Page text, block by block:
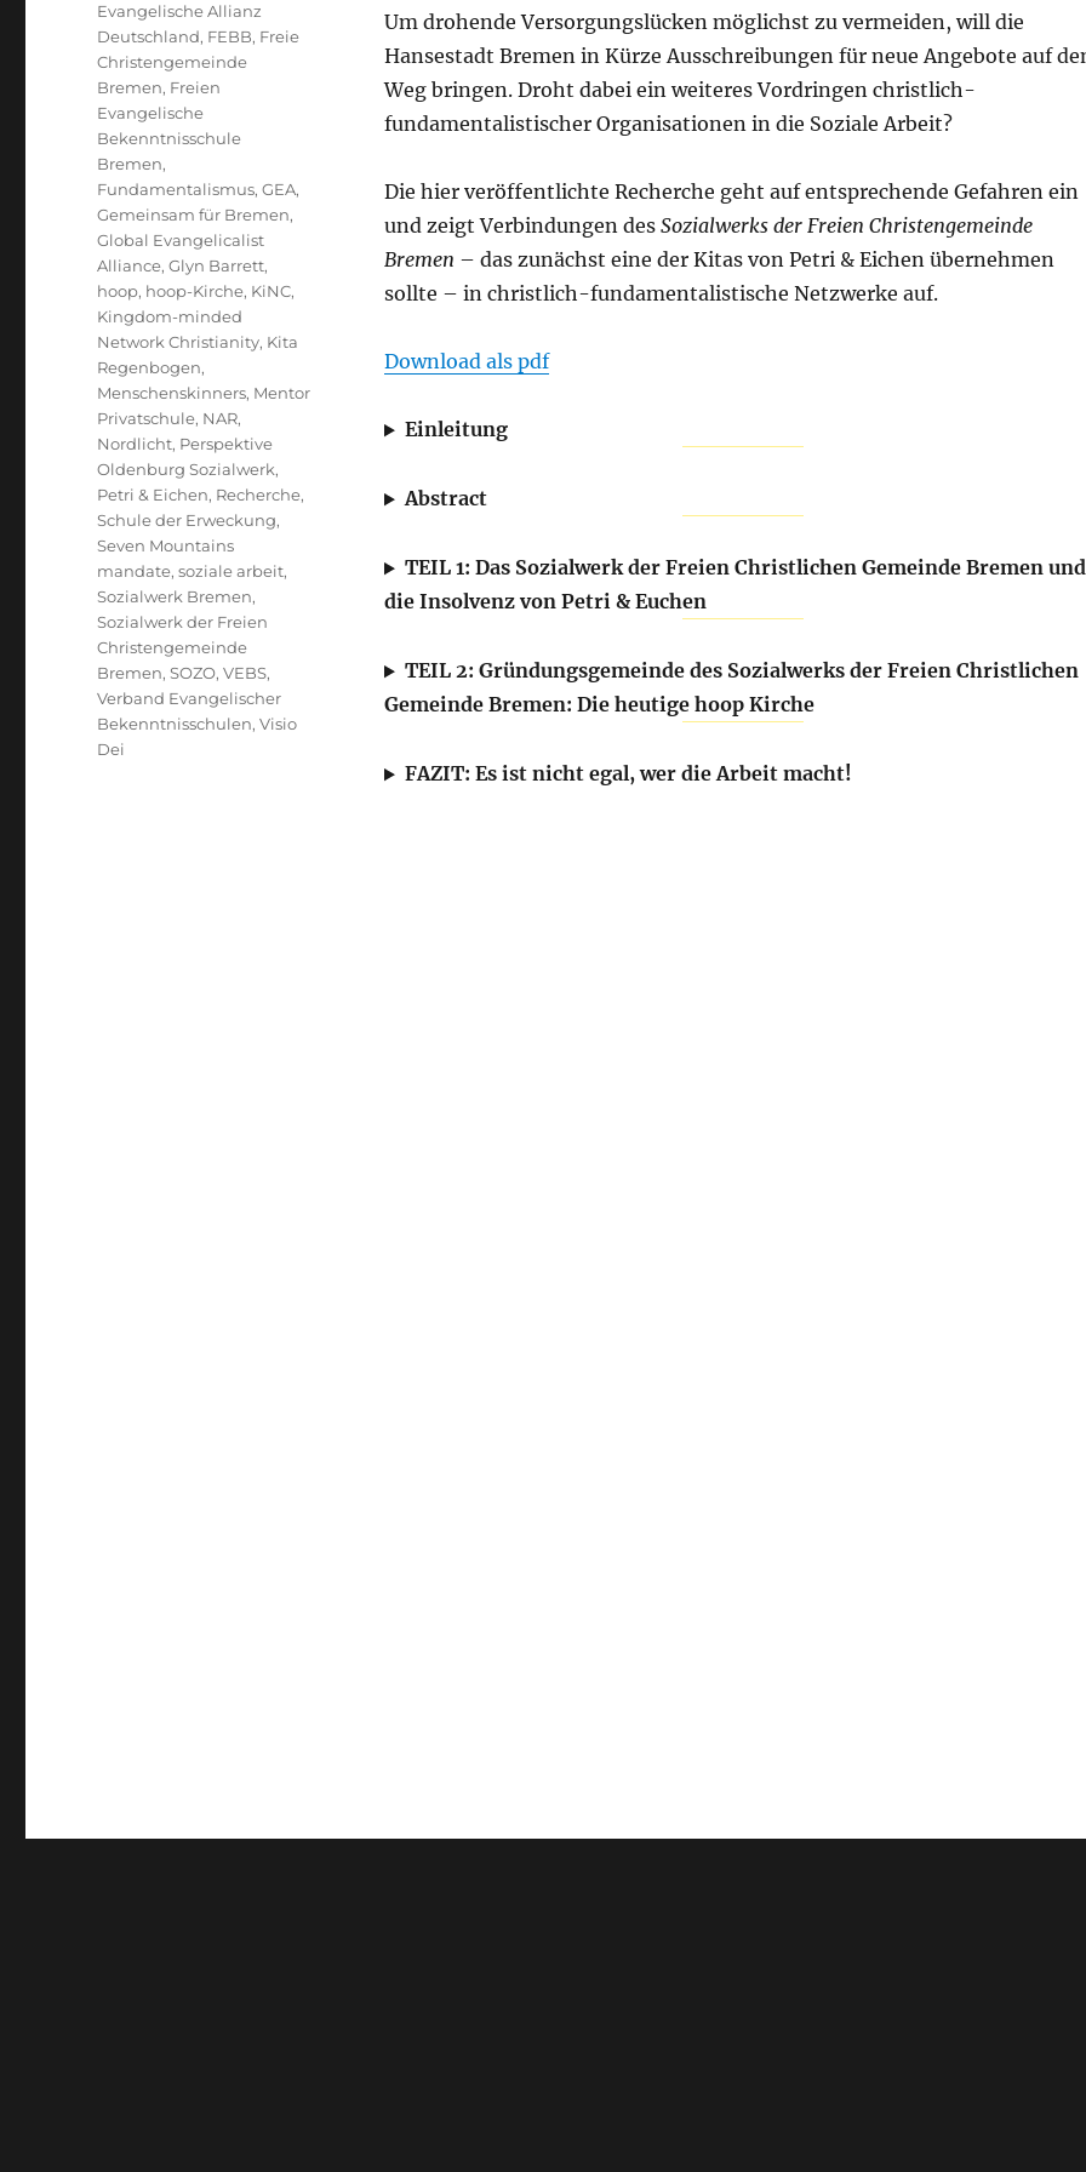
Um drohende Versorgungslücken möglichst zu vermeiden, will die
Hansestadt Bremen in Kürze Ausschreibungen für neue Angebote auf
Weg bringen. Droht dabei ein weiteres Vordringen christlich-
fundamentalistischer Organisationen in die Soziale Arbeit?
Die hier veröffentlichte Recherche geht auf entsprechende Gefahren ein
und zeigt Verbindungen des Sozialwerks der Freien Christengemeinde
Bremen – das zunächst eine der Kitas von Petri & Eichen übernehmen
sollte – in christlich-fundamentalistische Netzwerke auf.
Download als pdf
Einleitung
Abstract
TEIL 1: Das Sozialwerk der Freien Christlichen Gemeinde Bremen und
die Insolvenz von Petri & Euchen
TEIL 2: Gründungsgemeinde des Sozialwerks der Freien Christlichen
Gemeinde Bremen: Die heutige hoop Kirche
FAZIT: Es ist nicht egal, wer die Arbeit macht!
Evangelische Allianz
Deutschland, FEBB, Freie
Christengemeinde
Bremen, Freien
Evangelische
Bekenntnisschule
Bremen,
Fundamentalismus,GEA,
Gemeinsam für Bremen,
Global Evangelicalist
Alliance,Glyn Barrett,
hoop, hoop-Kirche, KiNC,
Kingdom-minded
Network Christianity, Kita
Regenbogen,
Menschenskinners, Mentor
Privatschule, NAR,
Nordlicht, Perspektive
Oldenburg Sozialwerk,
Petri & Eichen, Recherche,
Schule der Erweckung,
Seven Mountains
mandate,soziale arbeit,
Sozialwerk Bremen,
Sozialwerk der Freien
Christengemeinde
Bremen,SOZO,VEBS,
Verband Evangelischer
Bekenntnisschulen,Visio
Dei